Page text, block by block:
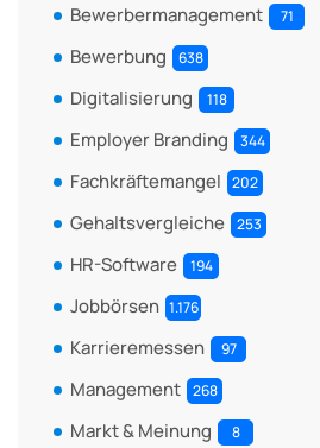
Bewerbermanagement 71
Bewerbung 638
Digitalisierung 118
Employer Branding 344
Fachkräftemangel 202
Gehaltsvergleiche 253
HR-Software 194
Jobbörsen 1.176
Karrieremessen 97
Management 268
Markt & Meinung 8